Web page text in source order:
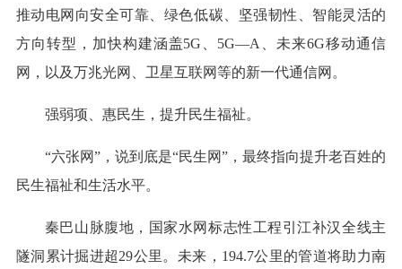
推动电网向安全可靠、绿色低碳、坚强韧性、智能灵活的
方向转型，加快构建涵盖5G、5G—A、未来6G移动通信
网，以及万兆光网、卫星互联网等的新一代通信网。
强弱项、惠民生，提升民生福祉。
“六张网”，说到底是“民生网”，最终指向提升老百姓的
民生福祉和生活水平。
秦巴山脉腹地，国家水网标志性工程引江补汉全线主
隧洞累计掘进超29公里。未来，194.7公里的管道将助力南